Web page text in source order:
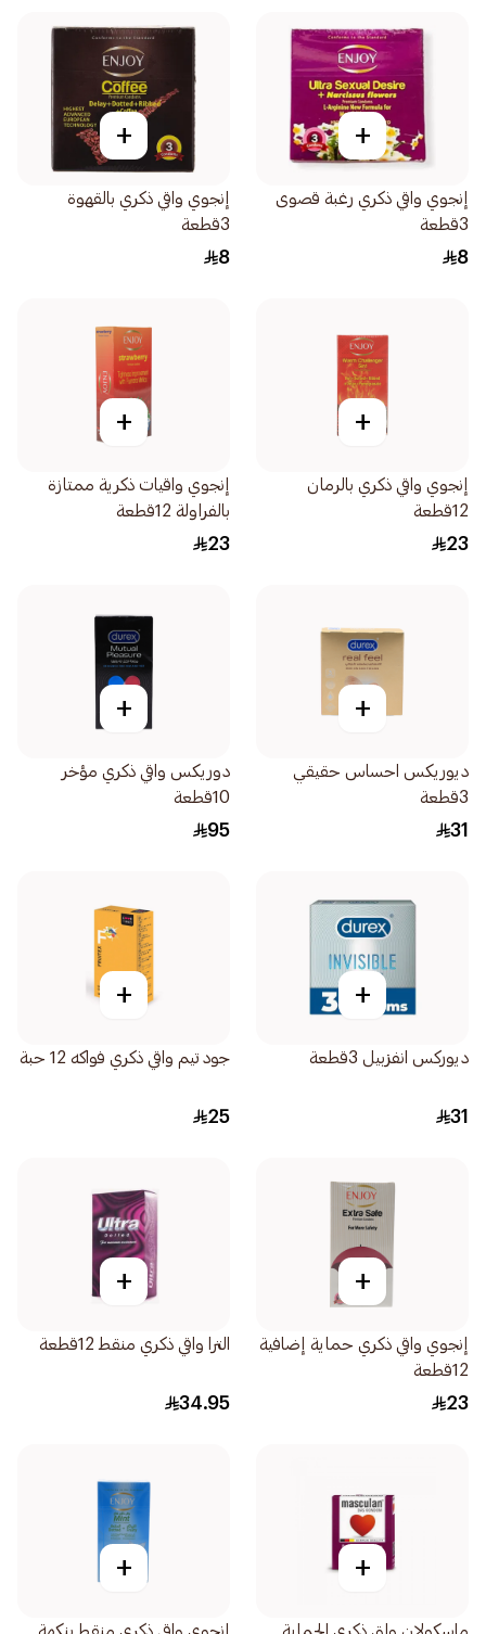
+
إنجوي واقي ذكري رغبة قصوى
3قطعة
8
+
إنجوي واقي ذكري بالقهوة
3قطعة
8
+
إنجوي واقي ذكري بالرمان
12قطعة
23
+
إنجوي واقيات ذكرية ممتازة
بالفراولة 12قطعة
23
+
ديوريكس احساس حقيقي
3قطعة
31
+
دوريكس واقي ذكري مؤخر
10قطعة
95
+
ديوركس انفزبيل 3قطعة
31
+
جود تيم واقي ذكري فواكه 12 حبة
25
+
إنجوي واقي ذكري حماية إضافية
12قطعة
23
+
الترا واقي ذكري منقط 12قطعة
34.95
+
+